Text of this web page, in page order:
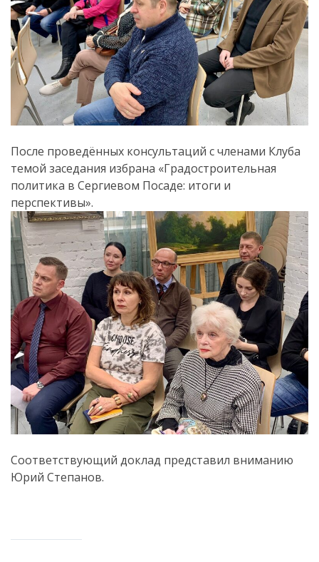
После проведённых консультаций с членами Клуба
темой заседания избрана «Градостроительная
политика в Сергиевом Посаде: итоги и
перспективы».
Соответствующий доклад представил вниманию
Юрий Степанов.